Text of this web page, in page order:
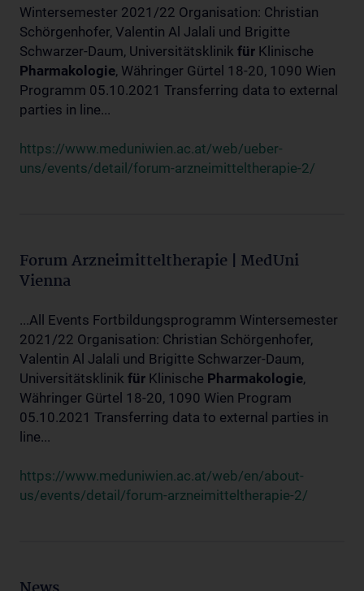
Wintersemester 2021/22 Organisation: Christian
Schörgenhofer, Valentin Al Jalali und Brigitte
Schwarzer-Daum, Universitätsklinik für Klinische
Pharmakologie, Währinger Gürtel 18-20, 1090 Wien
Programm 05.10.2021 Transferring data to external
parties in line...
https://www.meduniwien.ac.at/web/ueber-
uns/events/detail/forum-arzneimitteltherapie-2/
Forum Arzneimitteltherapie | MedUni
Vienna
...All Events Fortbildungsprogramm Wintersemester
2021/22 Organisation: Christian Schörgenhofer,
Valentin Al Jalali und Brigitte Schwarzer-Daum,
Universitätsklinik für Klinische Pharmakologie,
Währinger Gürtel 18-20, 1090 Wien Program
05.10.2021 Transferring data to external parties in
line...
https://www.meduniwien.ac.at/web/en/about-
us/events/detail/forum-arzneimitteltherapie-2/